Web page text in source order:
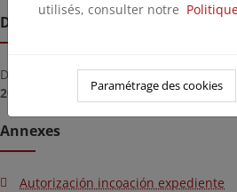
Date limite de remise
Deadline for submitting documents
2019
vendredi, janvier 03, 2020
Annexes
Autorización incoación expediente
utilisés, consulter notre
Paramétrage des cookies